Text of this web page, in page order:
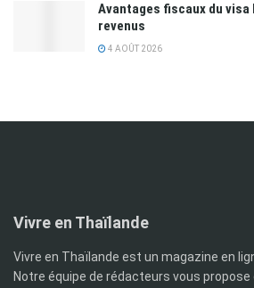
Avantages fiscaux du visa
revenus
4 AOÛT 2026
Vivre en Thaïlande
Vivre en Thaïlande est un magazine en
Notre équipe de rédacteurs vous